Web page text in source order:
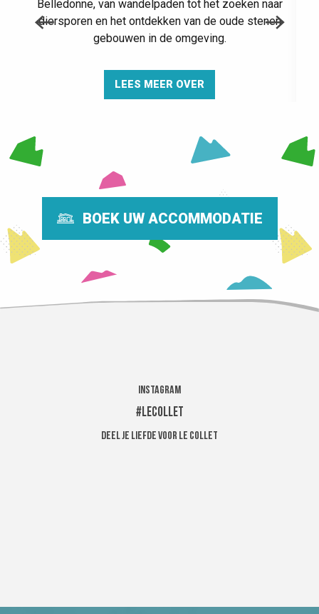
TUSSEN VRIENDEN
Belledonne, van wandelpaden tot het zoeken naar
diersporen en het ontdekken van de oude stenen
gebouwen in de omgeving.
LEES MEER OVER
BOEK UW ACCOMMODATIE
INSTAGRAM
#LECOLLET
Deel je liefde voor Le Collet